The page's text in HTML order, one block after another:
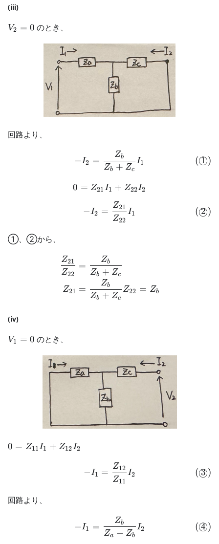
(iii)
V_2
V2 = 0 のとき、
回路より、
\begin{align} -I_2 &=
−I2 =
Zb + Zc
Zb I1 ( 1
◯)
0 = Z_{21}I_1 +
0 = Z21I1 + Z22I2
\begin{align} -I_2 &=
−I2 =
Z22
Z21
I1 ( 2
◯)
①、②から、
\begin{aligned}
Z22
Z21
Z21
=
Zb + Zc
Zb
=
Zb + Zc
Zb Z22 = Zb
(iv)
V_1
V1 = 0 のとき、
0 =
0 = Z11I1 + Z12I2
\begin{align} -I_1 =
−I1 =
Z11
Z12
I2 ( 3
◯)
回路より、
\begin{align} -I_1 =
−I1 =
Za + Zb
Zb I2 ( 4
◯)